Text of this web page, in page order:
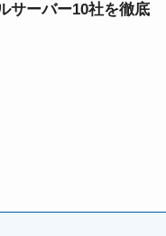
サーバー10社を徹底